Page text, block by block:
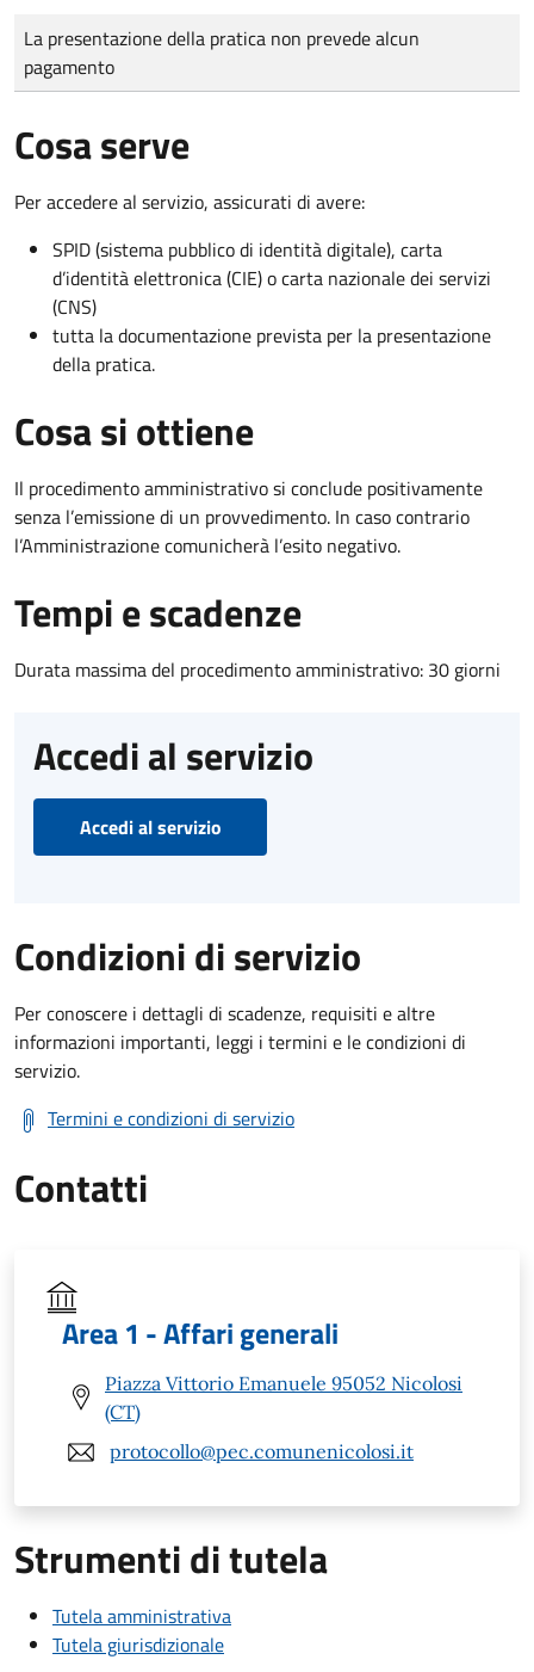
Tipo di pagamento
Importo
La presentazione della pratica non prevede alcun
pagamento
Cosa serve
Per accedere al servizio, assicurati di avere:
SPID (sistema pubblico di identità digitale), carta
d’identità elettronica (CIE) o carta nazionale dei servizi
(CNS)
tutta la documentazione prevista per la presentazione
della pratica.
Cosa si ottiene
Il procedimento amministrativo si conclude positivamente
senza l’emissione di un provvedimento. In caso contrario
l’Amministrazione comunicherà l’esito negativo.
Tempi e scadenze
Durata massima del procedimento amministrativo: 30 giorni
Accedi al servizio
Accedi al servizio
Condizioni di servizio
Per conoscere i dettagli di scadenze, requisiti e altre
informazioni importanti, leggi i termini e le condizioni di
servizio.
Termini e condizioni di servizio
Contatti
Area 1 - Affari generali
Piazza Vittorio Emanuele 95052 Nicolosi
(CT)
protocollo@pec.comunenicolosi.it
Strumenti di tutela
Tutela amministrativa
Tutela giurisdizionale